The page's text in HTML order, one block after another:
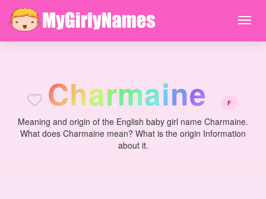
Charmaine F
Meaning and origin of the English baby girl name Charmaine.
What does Charmaine mean? What is the origin Information
about it.